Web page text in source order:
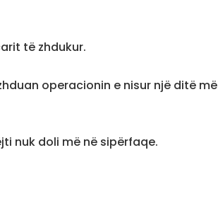
të zhdukur.
operacionin e nisur një ditë më
nuk doli më në sipërfaqe.